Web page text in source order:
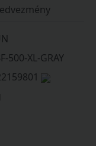
500-XL-GRAY